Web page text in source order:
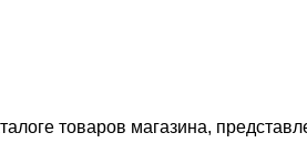
товаров магазина,